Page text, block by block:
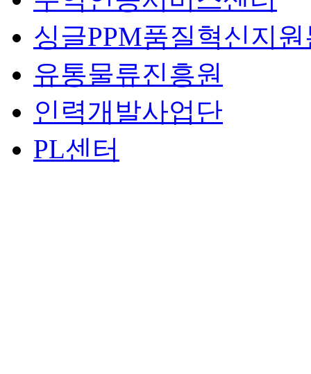
싱글PPM품질혁신지
유통물류진흥원
인력개발사업단
PL센터